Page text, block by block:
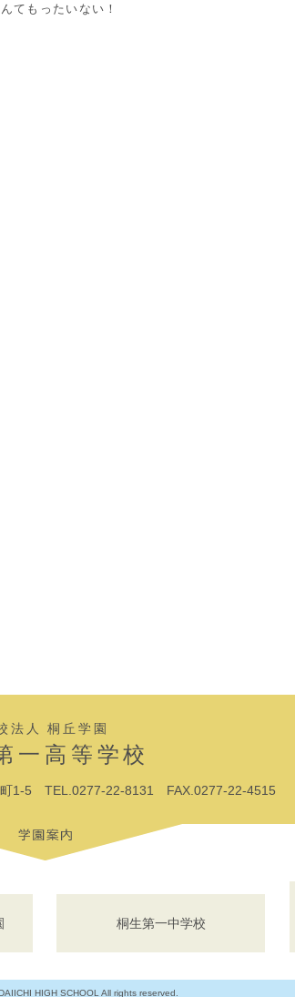
てもったいない！
法人 桐丘学園
一高等学校
町1-5 TEL.0277-22-8131 FAX.0277-22-4515
桐生第一中学校
HIGH SCHOOL All rights reserved.